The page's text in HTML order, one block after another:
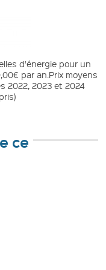
d'énergie pour un
par an.Prix moyens
2022, 2023 et 2024
ce